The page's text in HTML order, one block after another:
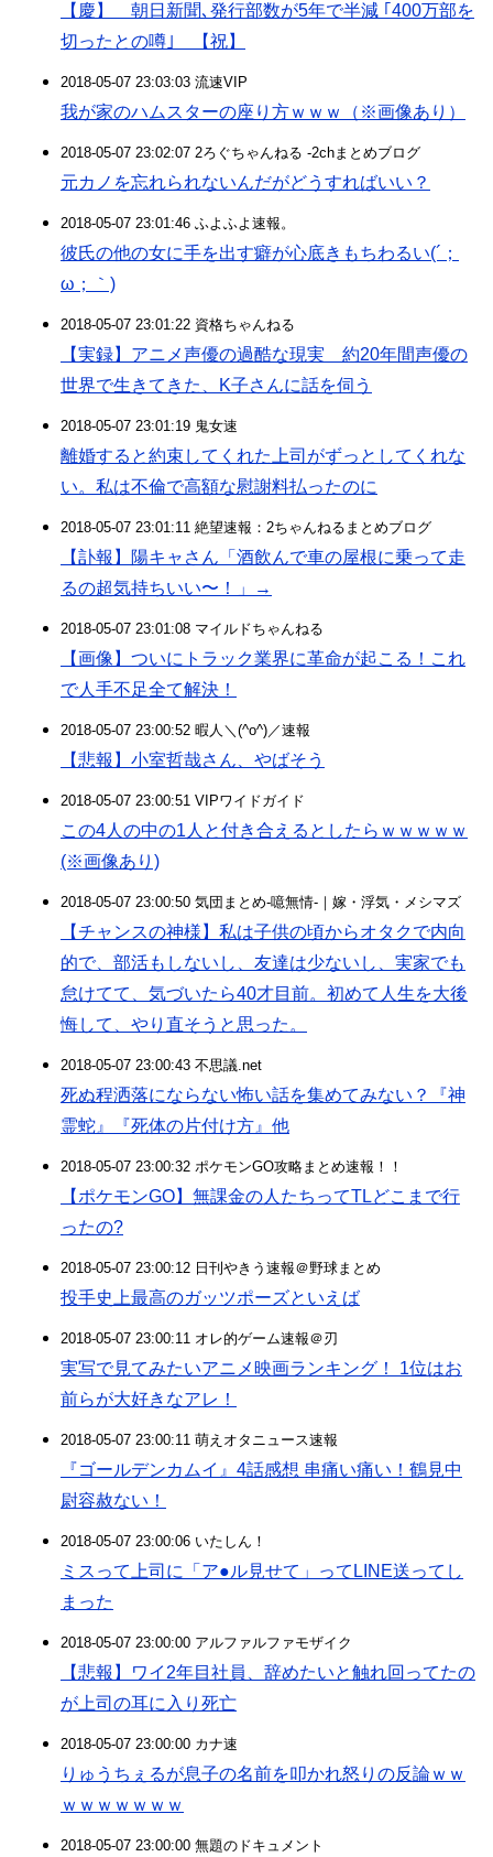
【慶】 朝日新聞､発行部数が5年で半減 ｢400万部を
切ったとの噂｣ 【祝】
2018-05-07 23:03:03 流速VIP
我が家のハムスターの座り方ｗｗｗ（※画像あり）
2018-05-07 23:02:07 2ろぐちゃんねる -2chまとめブログ
元カノを忘れられないんだがどうすればいい？
2018-05-07 23:01:46 ふよふよ速報。
彼氏の他の女に手を出す癖が心底きもちわるい(´；
ω；｀)
2018-05-07 23:01:22 資格ちゃんねる
【実録】アニメ声優の過酷な現実 約20年間声優の
世界で生きてきた、K子さんに話を伺う
2018-05-07 23:01:19 鬼女速
離婚すると約束してくれた上司がずっとしてくれな
い。私は不倫で高額な慰謝料払ったのに
2018-05-07 23:01:11 絶望速報：2ちゃんねるまとめブログ
【訃報】陽キャさん「酒飲んで車の屋根に乗って走
るの超気持ちいい〜！」→
2018-05-07 23:01:08 マイルドちゃんねる
【画像】ついにトラック業界に革命が起こる！これ
で人手不足全て解決！
2018-05-07 23:00:52 暇人＼(^o^)／速報
【悲報】小室哲哉さん、やばそう
2018-05-07 23:00:51 VIPワイドガイド
この4人の中の1人と付き合えるとしたらｗｗｗｗｗ
(※画像あり)
2018-05-07 23:00:50 気団まとめ-噫無情-｜嫁・浮気・メシマズ
【チャンスの神様】私は子供の頃からオタクで内向
的で、部活もしないし、友達は少ないし、実家でも
怠けてて、気づいたら40才目前。初めて人生を大後
悔して、やり直そうと思った。
2018-05-07 23:00:43 不思議.net
死ぬ程洒落にならない怖い話を集めてみない？『神
霊蛇』『死体の片付け方』他
2018-05-07 23:00:32 ポケモンGO攻略まとめ速報！！
【ポケモンGO】無課金の人たちってTLどこまで行
ったの?
2018-05-07 23:00:12 日刊やきう速報＠野球まとめ
投手史上最高のガッツポーズといえば
2018-05-07 23:00:11 オレ的ゲーム速報＠刃
実写で見てみたいアニメ映画ランキング！ 1位はお
前らが大好きなアレ！
2018-05-07 23:00:11 萌えオタニュース速報
『ゴールデンカムイ』4話感想 串痛い痛い！鶴見中
尉容赦ない！
2018-05-07 23:00:06 いたしん！
ミスって上司に「ア●ル見せて」ってLINE送ってし
まった
2018-05-07 23:00:00 アルファルファモザイク
【悲報】ワイ2年目社員、辞めたいと触れ回ってたの
が上司の耳に入り死亡
2018-05-07 23:00:00 カナ速
りゅうちぇるが息子の名前を叩かれ怒りの反論ｗｗ
ｗｗｗｗｗｗｗ
2018-05-07 23:00:00 無題のドキュメント